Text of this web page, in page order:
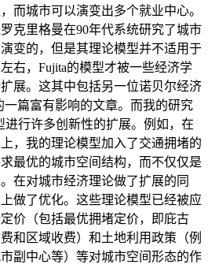
而城市可以演变出多个就业中心。
克里格曼在90年代系统研究了城市
变的，但是其理论模型并不适用于
右，Fujita的模型才被一些经济学
展。这其中包括另一位诺贝尔经济
一篇富有影响的文章。而我的研究
进行许多创新性的扩展。例如，在
，我的理论模型加入了交通拥堵的
最优的城市空间结构，而不仅仅是
在对城市经济理论做了扩展的同
做了优化。这些理论模型已经被应
价（包括最优拥堵定价，即庇古
和区域收费）和土地利用政策（例
副中心等）等对城市空间形态的作